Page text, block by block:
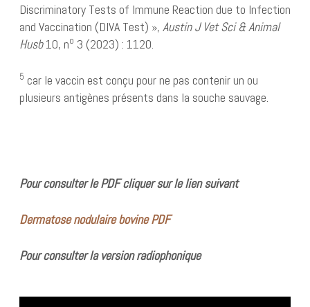
Discriminatory Tests of Immune Reaction due to Infection
and Vaccination (DIVA Test) », Austin J Vet Sci & Animal
Husb10, no 3 (2023) : 1120.
5 car le vaccin est conçu pour ne pas contenir un ou
plusieurs antigènes présents dans la souche sauvage.
Pour consulter le PDF cliquer sur le lien suivant
Dermatose nodulaire bovine PDF
Pour consulter la version radiophonique